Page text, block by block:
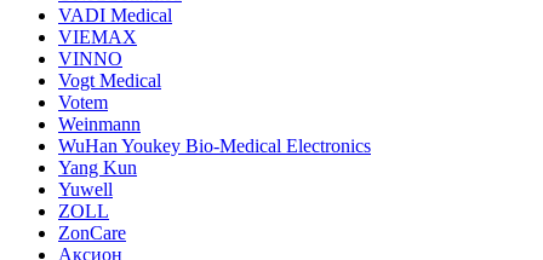
VADI Medical
VIEMAX
VINNO
Vogt Medical
Votem
Weinmann
WuHan Youkey Bio-Medical Electronics
Yang Kun
Yuwell
ZOLL
ZonCare
Аксион